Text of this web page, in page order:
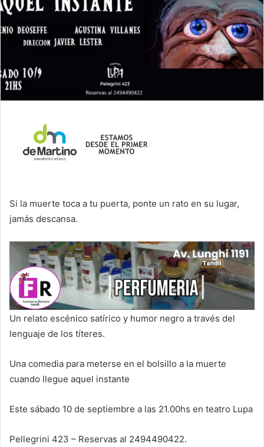
Si la muerte toca a tu puerta, ponte un rato en su lugar,
jamás descansa.
Un relato escénico satírico y humor negro a través del
lenguaje de los títeres.
Una comedia para meterse en el bolsillo a la muerte
cuando llegue aquel instante
Este sábado 10 de septiembre a las 21.00hs en teatro Lupa
Pellegrini 423 – Reservas al 2494490422.